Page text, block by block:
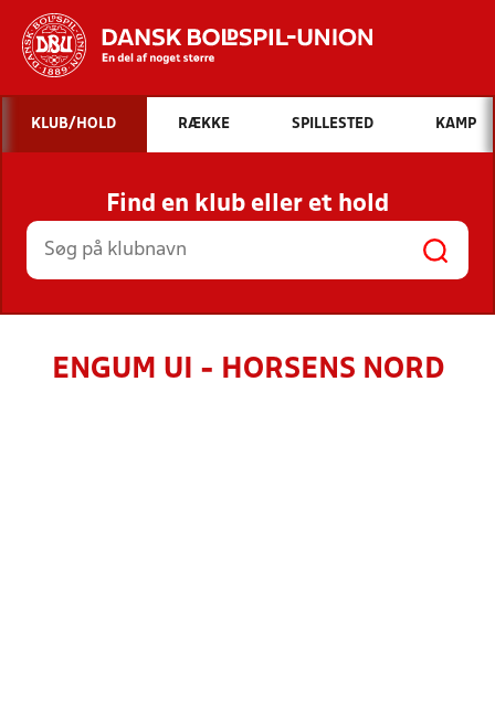
Hvad vil du søge efter?
INDHOLD OG NYHEDER
STILLINGER, RESULTATER, KLUBBER OG
HOLD
KLUB/HOLD RÆKKE SPILLESTED KAMP
Find en klub eller et hold
ENGUM UI - HORSENS NORD